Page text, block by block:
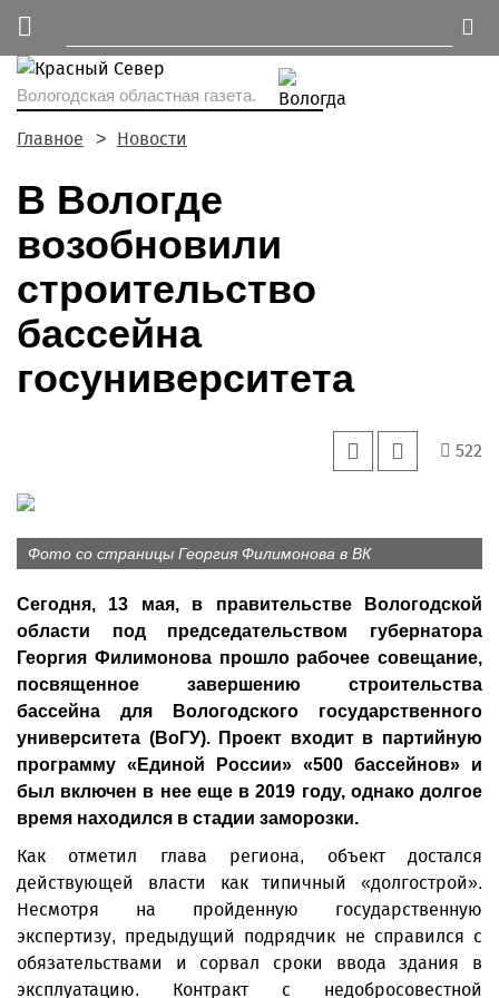
Вологодская областная газета.
Главное Новости
В Вологде
возобновили
строительство
бассейна
госуниверситета
522
Фото со страницы Георгия Филимонова в ВК
Сегодня, 13 мая, в правительстве Вологодской
области под председательством губернатора
Георгия Филимонова прошло рабочее совещание,
посвященное завершению строительства
бассейна для Вологодского государственного
университета (ВоГУ). Проект входит в партийную
программу «Единой России» «500 бассейнов» и
был включен в нее еще в 2019 году, однако долгое
время находился в стадии заморозки.
Как отметил глава региона, объект достался
действующей власти как типичный «долгострой».
Несмотря на пройденную государственную
экспертизу, предыдущий подрядчик не справился с
обязательствами и сорвал сроки ввода здания в
эксплуатацию. Контракт с недобросовестной